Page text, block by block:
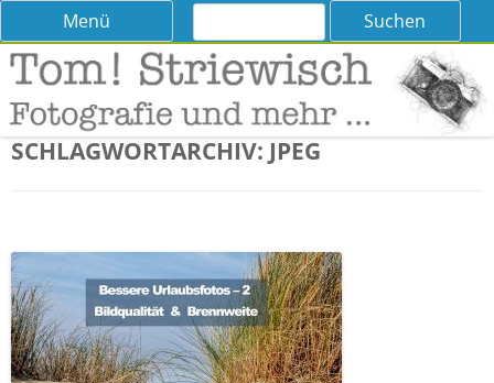
Tom! Striewisch – Fotografieren
lernen
Tipps und Tricks und Meinungen zur Fotografie
Menü
Skip
content
Suchen
SCHLAGWORTARCHIV: JPEG